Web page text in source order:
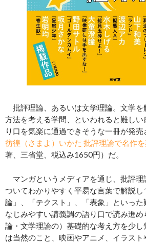
批評理論、あるいは文学理論。文学を
方法を考える学問、といわれると難しい
り口を気楽に通過できそうな一冊が発売
彷徨（さまよ）いかた 批評理論で名作
著、三省堂、税込み1650円）だ。
マンガというメディアを通じ、批評理
ついてわかりやすく平易な言葉で解説
論」、「テクスト」、「表象」といった
なじみやすい講義調の語り口で読み進
論・文学理論の）基礎的な考え方を少
は当然のこと、映画やアニメ、イラス